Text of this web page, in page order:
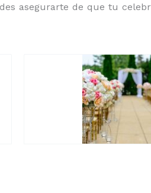
asegurarte de que tu